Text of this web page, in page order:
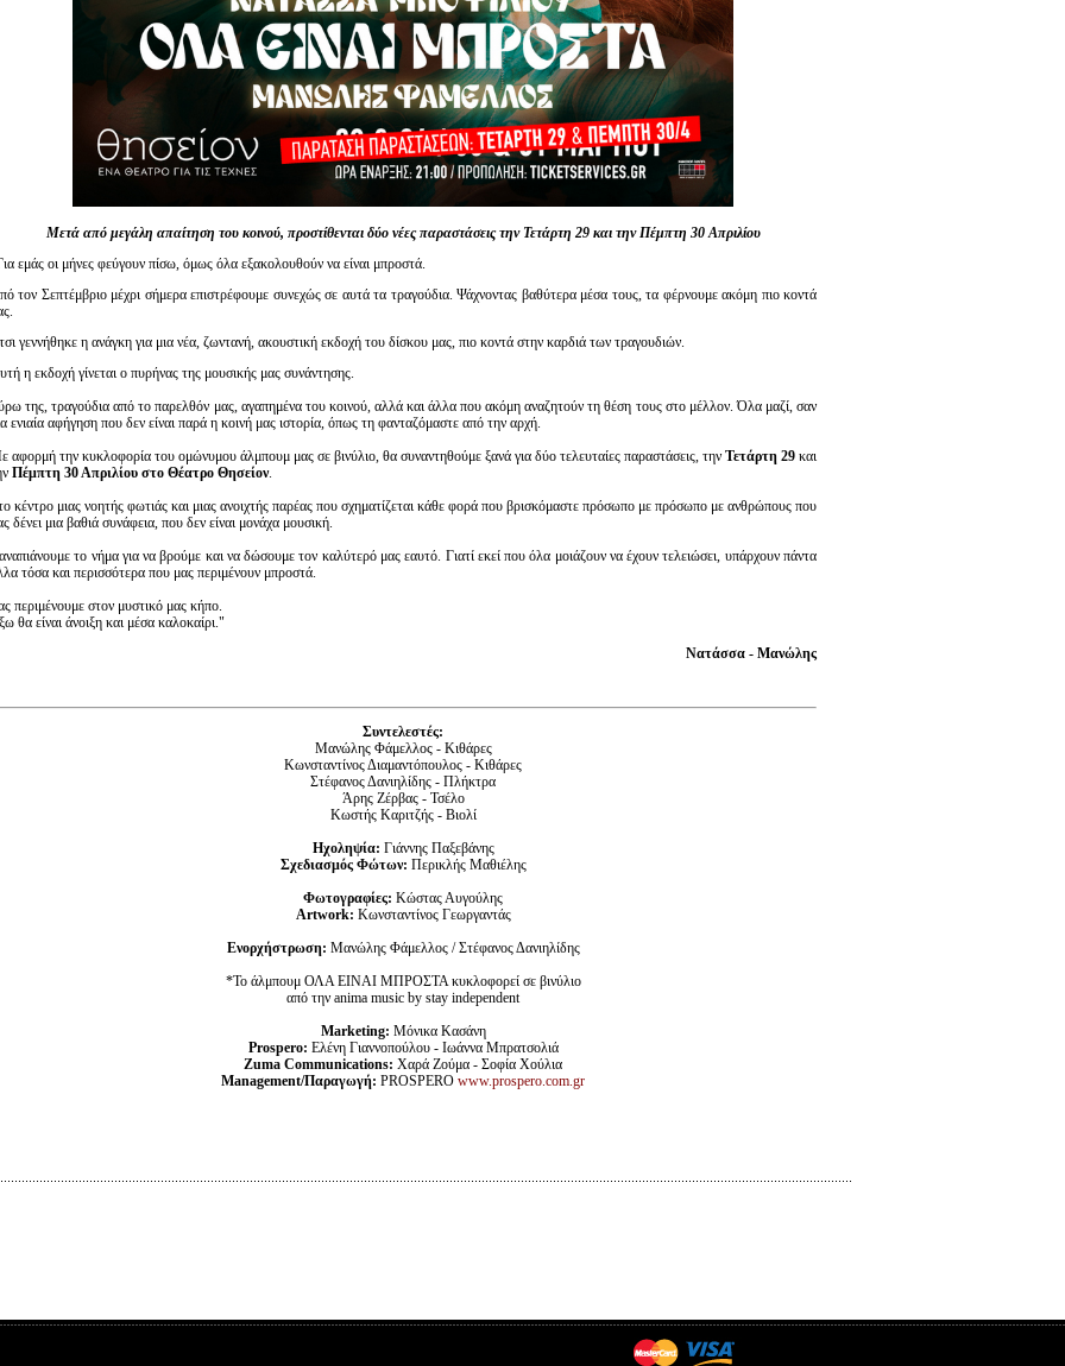
Μετά από μεγάλη απαίτηση του κοινού, προστίθενται δύο νέες παραστάσεις την Τετάρτη 29 και την Πέμπτη 30 Απριλίου
εμάς οι μήνες φεύγουν πίσω, όμως όλα εξακολουθούν να είναι μπροστά.
τον Σεπτέμβριο μέχρι σήμερα επιστρέφουμε συνεχώς σε αυτά τα τραγούδια. Ψάχνοντας βαθύτερα μέσα τους, τα φέρνουμε ακόμη πιο κοντά
γεννήθηκε η ανάγκη για μια νέα, ζωντανή, ακουστική εκδοχή του δίσκου μας, πιο κοντά στην καρδιά των τραγουδιών.
η εκδοχή γίνεται ο πυρήνας της μουσικής μας συνάντησης.
της, τραγούδια από το παρελθόν μας, αγαπημένα του κοινού, αλλά και άλλα που ακόμη αναζητούν τη θέση τους στο μέλλον. Όλα μαζί, σαν
ενιαία αφήγηση που δεν είναι παρά η κοινή μας ιστορία, όπως τη φανταζόμαστε από την αρχή.
αφορμή την κυκλοφορία του ομώνυμου άλμπουμ μας σε βινύλιο, θα συναντηθούμε ξανά για δύο τελευταίες παραστάσεις, την Τετάρτη 29 και
Πέμπτη 30 Απριλίου στο Θέατρο Θησείον.
κέντρο μιας νοητής φωτιάς και μιας ανοιχτής παρέας που σχηματίζεται κάθε φορά που βρισκόμαστε πρόσωπο με πρόσωπο με ανθρώπους που
δένει μια βαθιά συνάφεια, που δεν είναι μονάχα μουσική.
το νήμα για να βρούμε και να δώσουμε τον καλύτερό μας εαυτό. Γιατί εκεί που όλα μοιάζουν να έχουν τελειώσει, υπάρχουν πάντα
τόσα και περισσότερα που μας περιμένουν μπροστά.
περιμένουμε στον μυστικό μας κήπο.
θα είναι άνοιξη και μέσα καλοκαίρι."
Νατάσσα - Μανώλης
Συντελεστές:
Μανώλης Φάμελλος - Κιθάρες
Κωνσταντίνος Διαμαντόπουλος - Κιθάρες
Στέφανος Δανιηλίδης - Πλήκτρα
Άρης Ζέρβας - Τσέλο
Κωστής Καριτζής - Βιολί
Ηχοληψία: Γιάννης Παξεβάνης
Σχεδιασμός Φώτων: Περικλής Μαθιέλης
Φωτογραφίες: Κώστας Αυγούλης
Artwork: Κωνσταντίνος Γεωργαντάς
Ενορχήστρωση: Μανώλης Φάμελλος / Στέφανος Δανιηλίδης
*Το άλμπουμ ΟΛΑ ΕΙΝΑΙ ΜΠΡΟΣΤΑ κυκλοφορεί σε βινύλιο
από την anima music by stay independent
Marketing: Μόνικα Κασάνη
Prospero: Ελένη Γιαννοπούλου - Ιωάννα Μπρατσολιά
Zuma Communications: Χαρά Ζούμα - Σοφία Χούλια
Management/Παραγωγή: PROSPERO www.prospero.com.gr